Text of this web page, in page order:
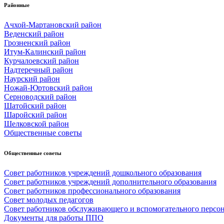
Районные
Ачхой-Мартановский район
Веденский район
Грозненский район
Итум-Калинский район
Курчалоевский район
Надтеречный район
Наурский район
Ножай-Юртовский район
Серноводский район
Шатойский район
Шаройский район
Шелковской район
Общественные советы
Общественные советы
Совет работников учреждений дошкольного образования
Совет работников учреждений дополнительного образования
Совет работников профессионального образования
Совет молодых педагогов
Совет работников обслуживающего и вспомогательного
Документы для работы ППО